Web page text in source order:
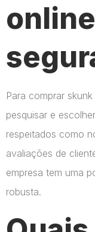
Para comprar
pesquisar e
respeitados como
avaliações de
empresa tem uma
robusta.